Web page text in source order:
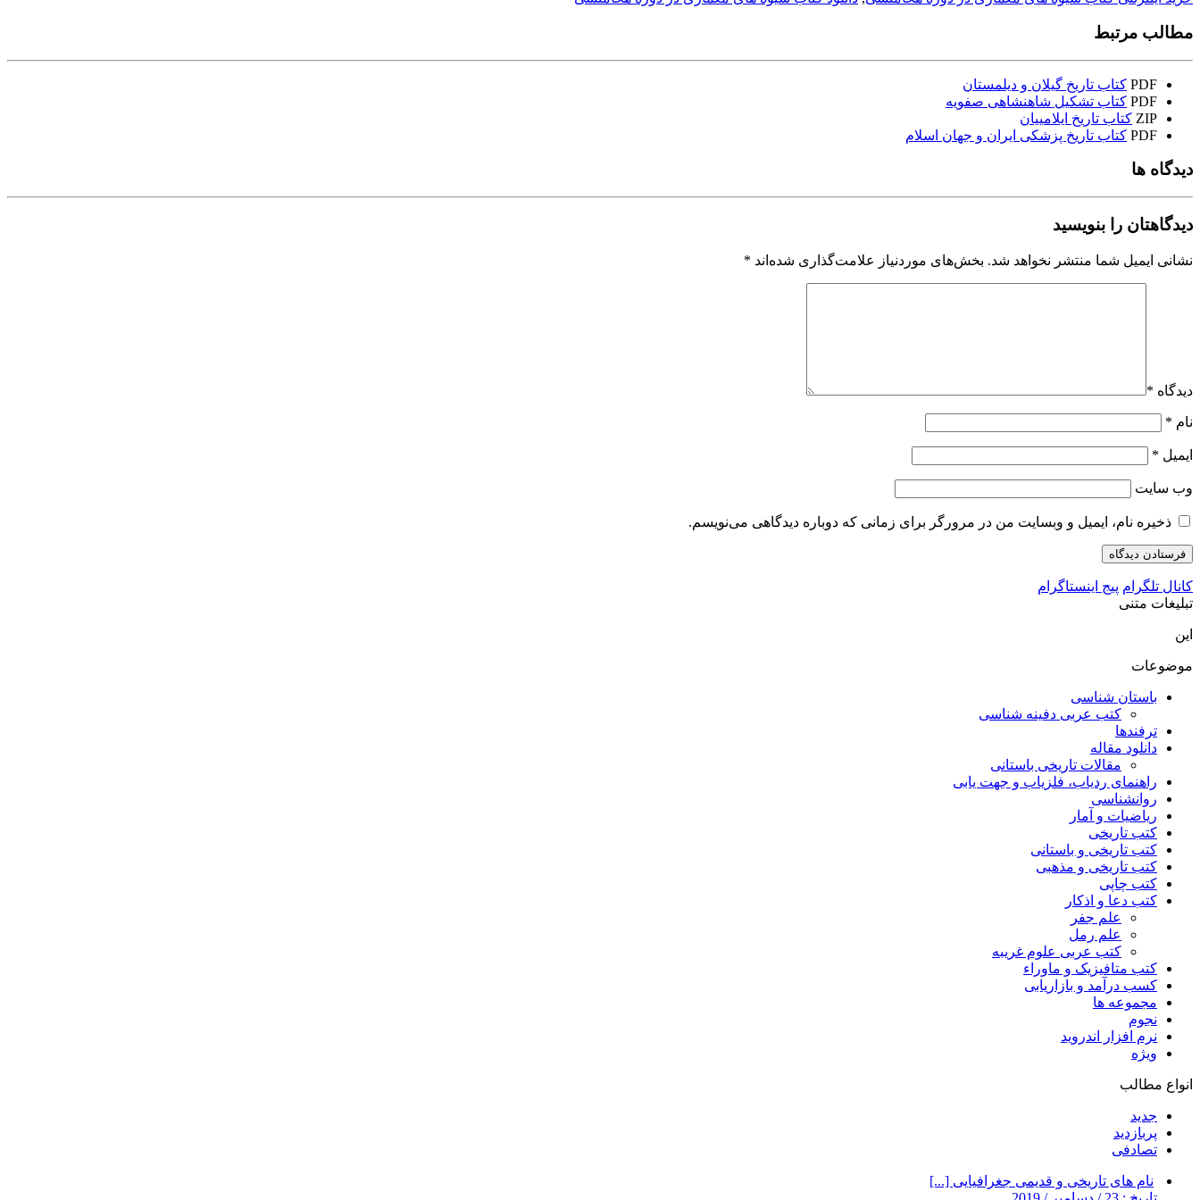
مطالب مرتبط
PDF کتاب تاریخ گیلان و دیلمستان
PDF کتاب تشکیل شاهنشاهی صفویه
ZIP کتاب تاریخ ایلامییان
PDF کتاب تاریخ پزشکی ایران و جهان اسلام
دیدگاه ها
دیدگاهتان را بنویسید
نشانی ایمیل شما منتشر نخواهد شد. بخش‌های موردنیاز علامت‌گذاری شده‌اند *
دیدگاه *
نام *
ایمیل *
وب‌ سایت
ذخیره نام، ایمیل و وبسایت من در مرورگر برای زمانی که دوباره دیدگاهی می‌نویسم.
کانال تلگرام پیج اینستاگرام
تبلیغات متنی
این
موضوعات
باستان شناسی
کتب عربی دفینه شناسی
ترفندها
دانلود مقاله
مقالات تاریخی باستانی
راهنمای ردیاب، فلزیاب و جهت یابی
روانشناسی
ریاضیات و آمار
کتب تاریخی
کتب تاریخی و باستانی
کتب تاریخی و مذهبی
کتب چاپی
کتب دعا و اذکار
علم جفر
علم رمل
کتب عربی علوم غریبه
کتب متافیزیک و ماوراء
کسب درآمد و بازاریابی
مجموعه ها
نجوم
نرم افزار اندروید
ویژه
انواع مطالب
جدید
پربازدید
تصادفی
نام های تاریخی و قدیمی جغرافیایی [...]